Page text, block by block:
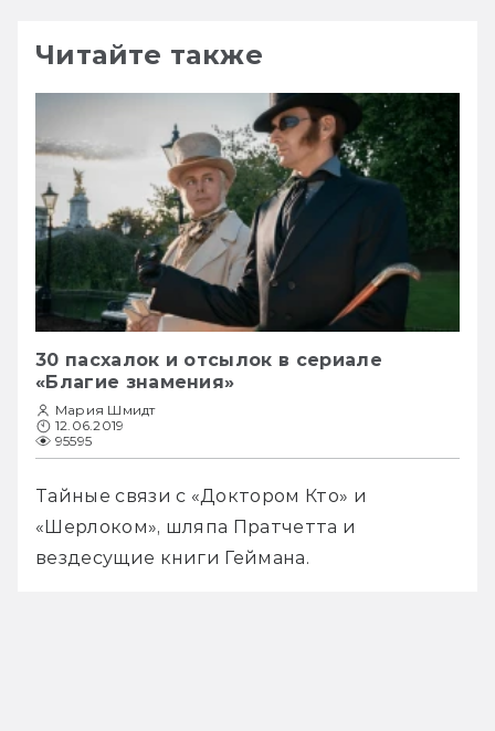
Читайте также
30 пасхалок и отсылок в сериале
«Благие знамения»
Мария Шмидт
12.06.2019
95595
Тайные связи с «Доктором Кто» и
«Шерлоком», шляпа Пратчетта и
вездесущие книги Геймана.